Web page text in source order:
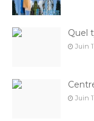
Quel
Juin
Juin